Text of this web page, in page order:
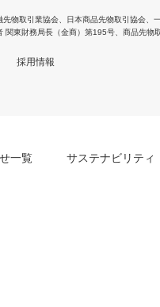
先物取引業協会 日本商品先物取引協会
関東財務局長（金商）第195号、商品先物
採用情報
一覧 サステナビリティ